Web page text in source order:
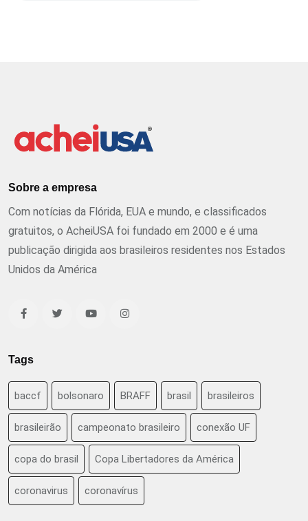
Sobre a empresa
Com notícias da Flórida, EUA e mundo, e classificados
gratuitos, o AcheiUSA foi fundado em 2000 e é uma
publicação dirigida aos brasileiros residentes nos Estados
Unidos da América
Tags
baccf bolsonaro BRAFF brasil brasileiros
brasileirão campeonato brasileiro conexão UF
copa do brasil Copa Libertadores da América
coronavirus coronavírus